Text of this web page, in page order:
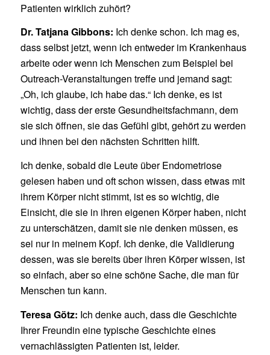
Patienten wirklich zuhört?
Dr. Tatjana Gibbons: Ich denke schon. Ich mag es,
dass selbst jetzt, wenn ich entweder im Krankenhaus
arbeite oder wenn ich Menschen zum Beispiel bei
Outreach-Veranstaltungen treffe und jemand sagt:
„Oh, ich glaube, ich habe das.“ Ich denke, es ist
wichtig, dass der erste Gesundheitsfachmann, dem
sie sich öffnen, sie das Gefühl gibt, gehört zu werden
und ihnen bei den nächsten Schritten hilft.
Ich denke, sobald die Leute über Endometriose
gelesen haben und oft schon wissen, dass etwas mit
ihrem Körper nicht stimmt, ist es so wichtig, die
Einsicht, die sie in ihren eigenen Körper haben, nicht
zu unterschätzen, damit sie nie denken müssen, es
sei nur in meinem Kopf. Ich denke, die Validierung
dessen, was sie bereits über ihren Körper wissen, ist
so einfach, aber so eine schöne Sache, die man für
Menschen tun kann.
Teresa Götz: Ich denke auch, dass die Geschichte
Ihrer Freundin eine typische Geschichte eines
vernachlässigten Patienten ist, leider.